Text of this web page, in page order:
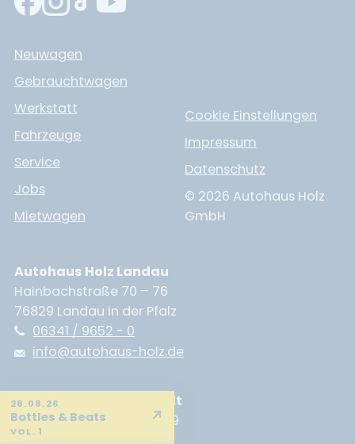
Neuwagen
Gebrauchtwagen
Werkstatt
Fahrzeuge
Service
Jobs
Mietwagen
Cookie Einstellungen
Impressum
Datenschutz
© 2026 Autohaus Holz
GmbH
Autohaus Holz Landau
Hainbachstraße 70 – 76
76829 Landau in der Pfalz
06341 / 9652 - 0
info@autohaus-holz.de
Autohaus Holz Neustadt
Branchweilerhofstraße 89
28.08.26
Bottles & Beats
VOL. 1
↗